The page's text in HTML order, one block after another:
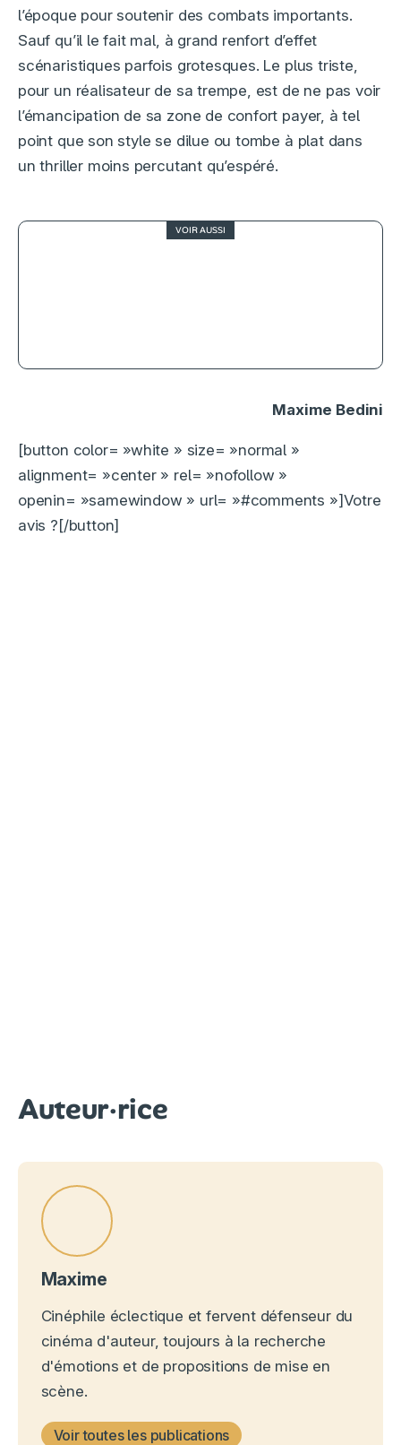
l’époque pour soutenir des combats importants.
Sauf qu’il le fait mal, à grand renfort d’effet
scénaristiques parfois grotesques. Le plus triste,
pour un réalisateur de sa trempe, est de ne pas voir
l’émancipation de sa zone de confort payer, à tel
point que son style se dilue ou tombe à plat dans
un thriller moins percutant qu’espéré.
VOIR AUSSI
Maxime Bedini
[button color= »white » size= »normal »
alignment= »center » rel= »nofollow »
openin= »samewindow » url= »#comments »]Votre
avis ?[/button]
Auteur·rice
Maxime
Cinéphile éclectique et fervent défenseur du
cinéma d'auteur, toujours à la recherche
d'émotions et de propositions de mise en
scène.
Voir toutes les publications